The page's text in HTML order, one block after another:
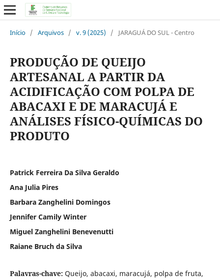
Início / Arquivos / v. 9 (2025) / JARAGUÁ DO SUL - Centro
PRODUÇÃO DE QUEIJO
ARTESANAL A PARTIR DA
ACIDIFICAÇÃO COM POLPA DE
ABACAXI E DE MARACUJÁ E
ANÁLISES FÍSICO-QUÍMICAS DO
PRODUTO
Patrick Ferreira Da Silva Geraldo
Ana Julia Pires
Barbara Zanghelini Domingos
Jennifer Camily Winter
Miguel Zanghelini Benevenutti
Raiane Bruch da Silva
Palavras-chave: Queijo, abacaxi, maracujá, polpa de fruta,